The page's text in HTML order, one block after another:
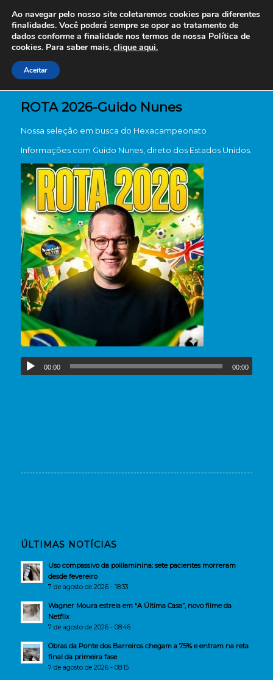
ROTA 2026-Guido Nunes
Nossa seleção em busca do Hexacampeonato
Informações com Guido Nunes, direto dos Estados Unidos.
00:00 00:00
ÚLTIMAS NOTÍCIAS
Uso compassivo da polilaminina: sete pacientes morreram
desde fevereiro
7 de agosto de 2026 - 18:33
Wagner Moura estreia em “A Última Casa”, novo filme da
Netflix
7 de agosto de 2026 - 08:46
Obras da Ponte dos Barreiros chegam a 75% e entram na reta
final da primeira fase
7 de agosto de 2026 - 08:15
Ao navegar pelo nosso site coletaremos cookies para diferentes
finalidades. Você poderá sempre se opor ao tratamento de
dados conforme a finalidade nos termos de nossa Política de
cookies. Para saber mais, clique aqui.
Aceitar